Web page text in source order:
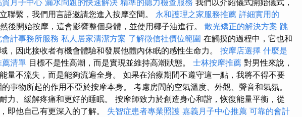
聯繫，我們用言語邀請您進入按摩空間。 永和護理之家服務推薦 詳細實用的
然後開始按摩，這會影響整個身體，並使用椰子油進行。 散光矯正的解決方案 跳
計事務所服務 私人居家清潔方案 了解徵信社價位範圍 在觸摸的過程中，它也和
，因此接收者有機會體驗和發展他體內休眠的感性生命力。 按摩店選擇 什麼是
清單 目標不是性高潮，而是實現並維持高潮狀態。 士林按摩推薦 對男性來說，
量不流失，而是能夠流遍全身。 如果在治療期間不遵守這一點，我將不得不要
事物所起的作用不亞於按摩本身。 考慮房間的空氣溫度、外觀、聲音和氣氛。
力、緩解疼痛和更好的睡眠。 按摩師致力於創造身心和諧，恢復能量平衡，從
即他自己有更深入的了解。 失智症患者專業照護 嘉義月子中心推薦 可靠的會計